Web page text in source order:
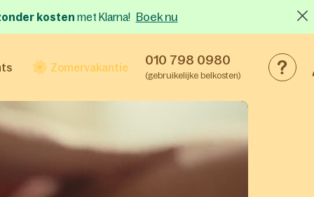
kosten met Klarna! Boek nu
Zomervakantie 010 798 0980
(gebruikelijke belkosten)